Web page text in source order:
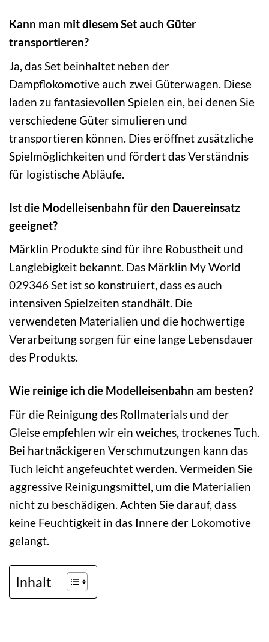
Kann man mit diesem Set auch Güter
transportieren?
Ja, das Set beinhaltet neben der
Dampflokomotive auch zwei Güterwagen. Diese
laden zu fantasievollen Spielen ein, bei denen Sie
verschiedene Güter simulieren und
transportieren können. Dies eröffnet zusätzliche
Spielmöglichkeiten und fördert das Verständnis
für logistische Abläufe.
Ist die Modelleisenbahn für den Dauereinsatz
geeignet?
Märklin Produkte sind für ihre Robustheit und
Langlebigkeit bekannt. Das Märklin My World
029346 Set ist so konstruiert, dass es auch
intensiven Spielzeiten standhält. Die
verwendeten Materialien und die hochwertige
Verarbeitung sorgen für eine lange Lebensdauer
des Produkts.
Wie reinige ich die Modelleisenbahn am besten?
Für die Reinigung des Rollmaterials und der
Gleise empfehlen wir ein weiches, trockenes Tuch.
Bei hartnäckigeren Verschmutzungen kann das
Tuch leicht angefeuchtet werden. Vermeiden Sie
aggressive Reinigungsmittel, um die Materialien
nicht zu beschädigen. Achten Sie darauf, dass
keine Feuchtigkeit in das Innere der Lokomotive
gelangt.
Inhalt